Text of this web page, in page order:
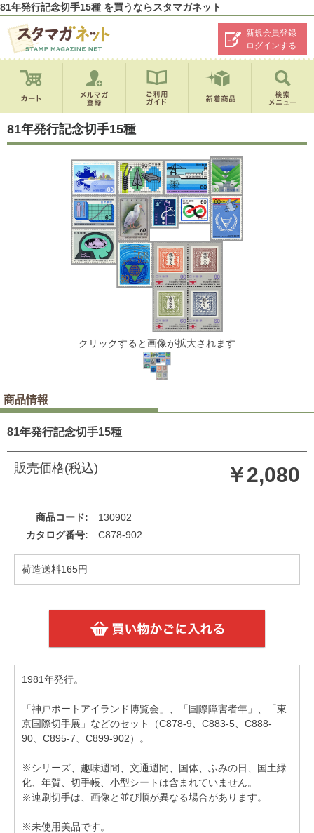
81年発行記念切手15種 を買うならスタマガネット
新規会員登録
ログインする
81年発行記念切手15種
クリックすると画像が拡大されます
商品情報
81年発行記念切手15種
販売価格(税込) ￥2,080
商品コード
130902
カタログ番号
C878-902
荷造送料165円
1981年発行。
「神戸ポートアイランド博覧会」、「国際障害者年」、「東
京国際切手展」などのセット（C878-9、C883-5、C888-
90、C895-7、C899-902）。
※シリーズ、趣味週間、文通週間、国体、ふみの日、国土緑
化、年賀、切手帳、小型シートは含まれていません。
※連刷切手は、画像と並び順が異なる場合があります。
※未使用美品です。